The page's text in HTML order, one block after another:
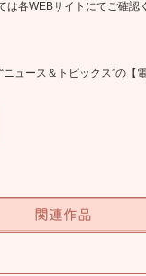
各WEBサイトにてご確認
ュース＆トピックス”の【
関連作品